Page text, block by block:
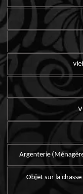
Argenterie
Objet sur la